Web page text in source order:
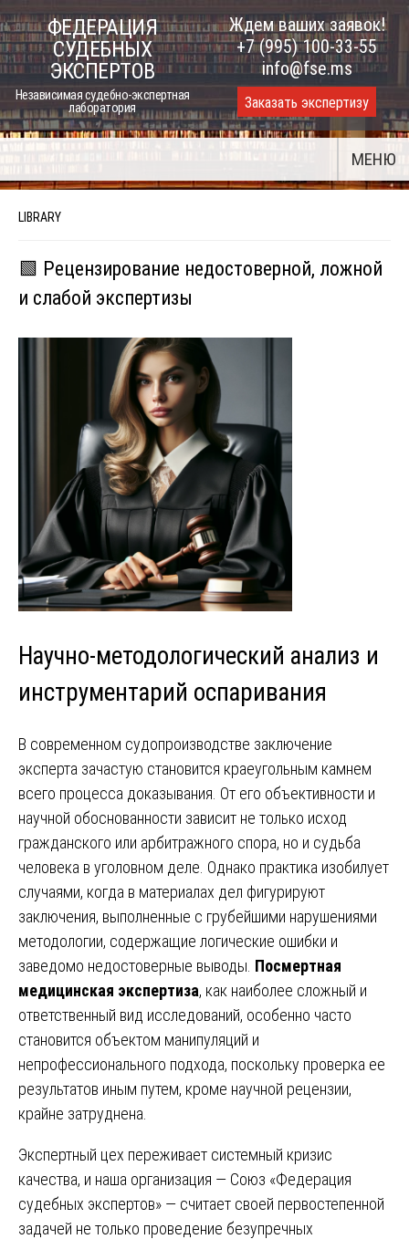
Skip
to
content
ФЕДЕРАЦИЯ
СУДЕБНЫХ
ЭКСПЕРТОВ
Независимая судебно-экспертная
лаборатория
Ждем ваших заявок!
+7 (995) 100-33-55
info@fse.ms
Заказать экспертизу
МЕНЮ
LIBRARY
🟩 Рецензирование недостоверной, ложной
и слабой экспертизы
Научно-методологический анализ и
инструментарий оспаривания
В современном судопроизводстве заключение
эксперта зачастую становится краеугольным камнем
всего процесса доказывания. От его объективности и
научной обоснованности зависит не только исход
гражданского или арбитражного спора, но и судьба
человека в уголовном деле. Однако практика изобилует
случаями, когда в материалах дел фигурируют
заключения, выполненные с грубейшими нарушениями
методологии, содержащие логические ошибки и
заведомо недостоверные выводы. Посмертная
медицинская экспертиза, как наиболее сложный и
ответственный вид исследований, особенно часто
становится объектом манипуляций и
непрофессионального подхода, поскольку проверка ее
результатов иным путем, кроме научной рецензии,
крайне затруднена.
Экспертный цех переживает системный кризис
качества, и наша организация — Союз «Федерация
судебных экспертов» — считает своей первостепенной
задачей не только проведение безупречных